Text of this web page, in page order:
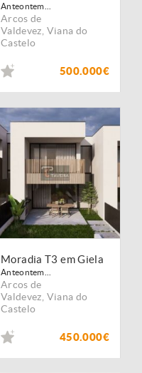
Anteontem...
Arcos de
Valdevez Viana do
Castelo
500.000€
Moradia T3 em Giela
Anteontem...
Arcos de
Valdevez Viana do
Castelo
450.000€